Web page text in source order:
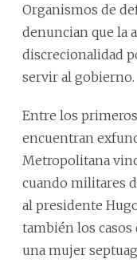
Organismos de
denuncian que la
discrecionalidad
servir al gobierno.
Entre los
encuentran
Metropolitana
cuando militares
al presidente
también los casos
una mujer